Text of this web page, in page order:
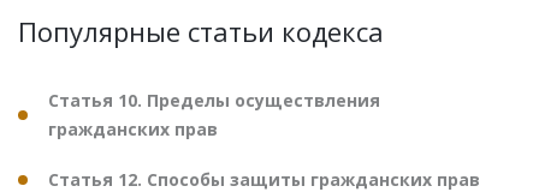
Популярные статьи кодекса
Статья 10. Пределы осуществления
гражданских прав
Статья 12. Способы защиты гражданских прав